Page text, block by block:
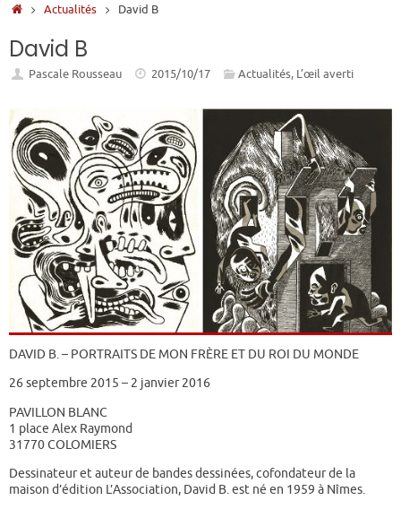
Accueil
Actualités David B
David B
Pascale Rousseau 2015/10/17 Actualités, L’œil averti
DAVID B. – PORTRAITS DE MON FRÈRE ET DU ROI DU MONDE
26 septembre 2015 – 2 janvier 2016
PAVILLON BLANC
1 place Alex Raymond
31770 COLOMIERS
Dessinateur et auteur de bandes dessinées, cofondateur de la
maison d’édition L’Association, David B. est né en 1959 à Nîmes.